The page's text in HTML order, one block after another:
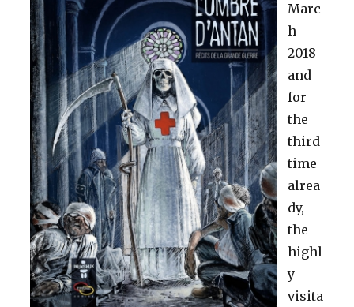
Marc
h
2018
and
for
the
third
time
alrea
dy,
the
highl
y
visita